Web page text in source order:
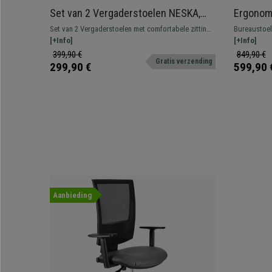
Set van 2 Vergaderstoelen NESKA,
Retro Design met Kershouten Frame
en Beige Stoffen Bekleding
Set van 2 Vergaderstoelen met comfortabele zitting
bekleed met hoogwaardig leder.
[+Info]
399,90 €
299,90 € Gratis verzending
ontwerp
[+Info]
849,90 €
599,90
Aanbieding